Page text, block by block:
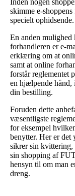
skimme e-
specielt ophidsende.
En anden mulighed
forhandleren er e-
erklæring om at
samt at online
forstår reglementet
en hjælpende hånd,
din bestilling.
Foruden dette
væsentligste
for eksempel
benytter. Her er det
sikrer sin kvittering,
sin shopping af
hensyn til om man
dreng.